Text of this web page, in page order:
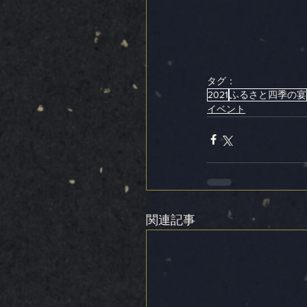
タグ：
2021ふるさと四季の宴
イベント
関連記事